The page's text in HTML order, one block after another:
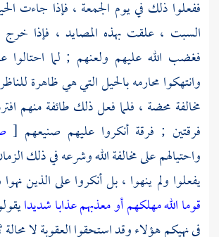
ففعلوا ذلك في يوم الجمعة ، فإذا جاءت
السبت ، علقت بهذه المصايد ، فإذا
فغضب الله عليهم ولعنهم ; لما
وانتهكوا محارمه بالحيل التي هي ظاهرة
مخالفة محضة ، فلما فعل ذلك طائفة منهم
فرقتين ; فرقة أنكروا عليهم صنيعهم [
واحتيالهم على مخالفة الله وشرعه في ذلك
يفعلوا ولم ينهوا ، بل أنكروا على الذين
قوما الله مهلكهم أو معذبهم عذابا شديدا
في نهيكم هؤلاء وقد استحقوا العقوبة لا محالة